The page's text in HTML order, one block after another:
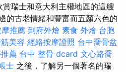
瑞士和意大利主權地區的這艘
的古老情緒和豐富而五顏六色的
推薦 到府外燴 素食 外燴 台胞
美容 經絡按摩證照 台中喬骨盆
薦 台中 整骨 dcard 文心路喬
士 之後，了解另一個著名的瑞